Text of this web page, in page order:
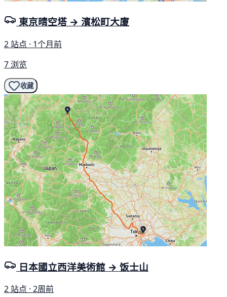
東京晴空塔 → 濱松町大廈
2 站点 · 1个月前
7 浏览
收藏
日本國立西洋美術館 → 饭士山
2 站点 · 2周前